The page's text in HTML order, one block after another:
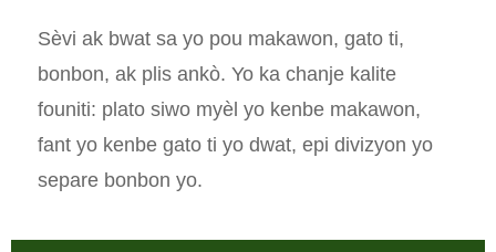
Sèvi ak bwat sa yo pou makawon, gato ti,
bonbon, ak plis ankò. Yo ka chanje kalite
founiti: plato siwo myèl yo kenbe makawon,
fant yo kenbe gato ti yo dwat, epi divizyon yo
separe bonbon yo.